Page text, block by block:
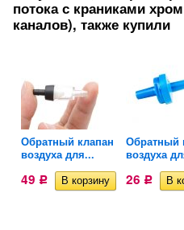
потока с краниками
каналов), также купили
Обратный клапан
воздуха для...
49 Р
Обратный
воздуха
26 Р